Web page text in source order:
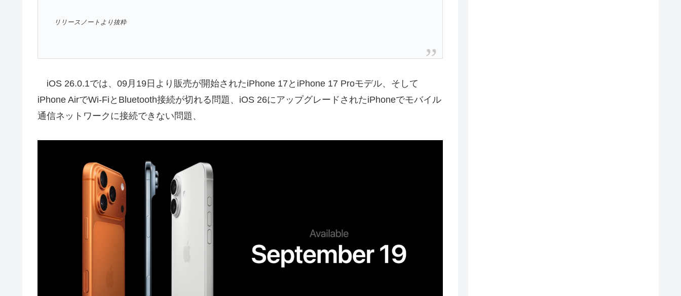
リリースノートより抜粋
iOS 26.0.1では、09月19日より販売が開始されたiPhone 17とiPhone 17 Proモデル、そして
iPhone AirでWi-FiとBluetooth接続が切れる問題、iOS 26にアップグレードされたiPhoneでモバイル
通信ネットワークに接続できない問題、